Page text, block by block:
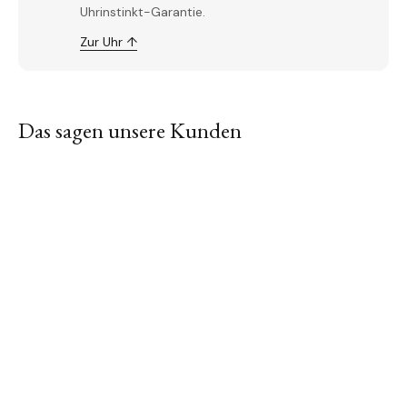
Uhrinstinkt-Garantie.
Zur Uhr ↑
Das sagen unsere Kunden